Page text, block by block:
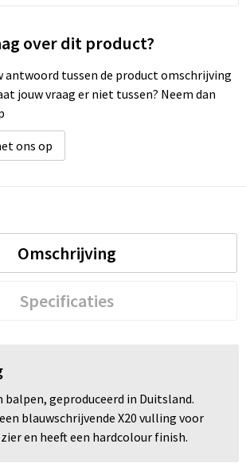
over dit product?
tussen de product omschrijving
jouw vraag er niet tussen? Neem dan
ons op
Omschrijving
Specificaties
geproduceerd in Duitsland.
blauwschrijvende X20 vulling voor
en heeft een hardcolour finish.